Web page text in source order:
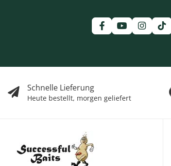
Schnelle Lieferung
Heute bestellt, morgen geliefert